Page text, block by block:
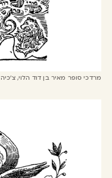
מרדכי סופר מאיר בן דוד הלוי, צ׳כיה